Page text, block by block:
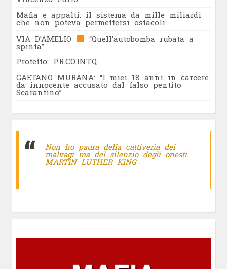
Mafia e appalti: il sistema da mille miliardi
che non poteva permettersi ostacoli
VIA D’AMELIO
“Quell’autobomba rubata a
spinta”
Protetto: P.R.CO.INT.Q.
GAETANO MURANA: “I miei 18 anni in carcere
da innocente accusato dal falso pentito
Scarantino”
Non ho paura della cattiveria dei
malvagi ma del silenzio degli onesti.
MARTIN LUTHER KING